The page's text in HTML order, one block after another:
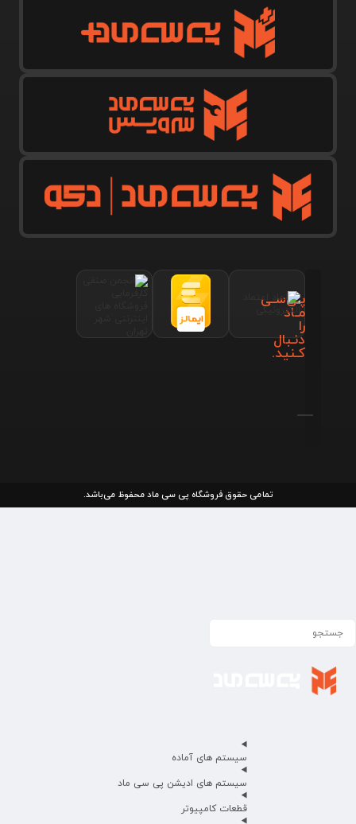
پـی‌سـی
مـاد
را
دنـبال
کـنید.
تمامی حقوق فروشگاه پی سی ماد محفوظ می‌باشد.
سیستم های آماده
سیستم های ادیشن پی سی ماد
قطعات کامپیوتر